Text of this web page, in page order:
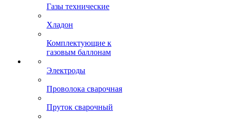
Газы технические
Хладон
Комплектующие к
газовым баллонам
Электроды
Проволока сварочная
Пруток сварочный